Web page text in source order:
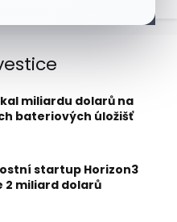
miliardu dolarů na
bateriových úložišť
startup Horizon3
2 miliard dolarů